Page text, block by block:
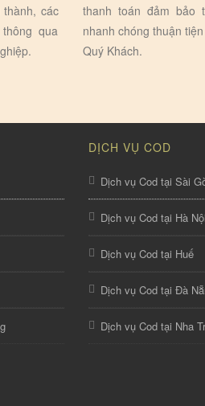
các
qua
thanh toán đảm bảo
nhanh chóng thuận
Quý Khách.
DỊCH VỤ COD
Dịch vụ Cod tại Sài
Dịch vụ Cod tại Hà Nội
Dịch vụ Cod tại Huế
Dịch vụ Cod tại Đà
Dịch vụ Cod tại Nha